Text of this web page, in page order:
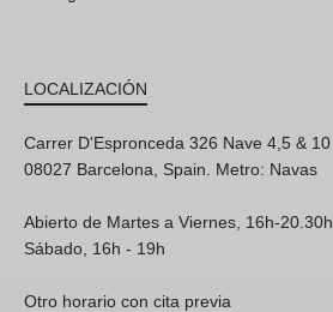
LOCALIZACIÓN
Carrer D'Espronceda 326 Nave 4,5 & 10
08027 Barcelona, Spain. Metro: Navas
Abierto de Martes a Viernes, 16h-20.30h
Sábado, 16h - 19h
Otro horario con cita previa